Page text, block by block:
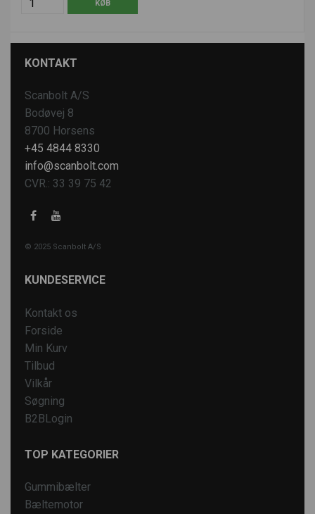
KONTAKT
Scanbolt A/S
Bodøvej 8
8700 Horsens
+45 4844 8330
info@scanbolt.com
CVR.: 33 39 75 42
© 2025 Scanbolt A/S
KUNDESERVICE
Kontakt os
Forside
Min Kurv
Tilbud
Vilkår
Søgning
B2BLogin
TOP KATEGORIER
Gummibælter
Bæltemotor